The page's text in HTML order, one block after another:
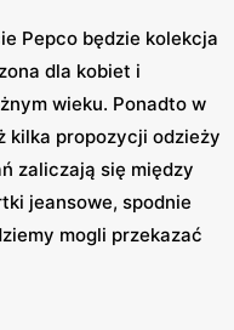
Pepco będzie kolekcja
dla kobiet i
wieku. Ponadto w
kilka propozycji odzieży
zaliczają się między
jeansowe, spodnie
mogli przekazać